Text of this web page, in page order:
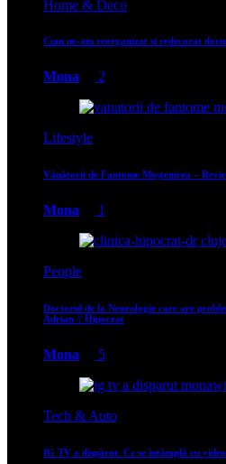
Home & Deco
Cum ne-am reorganizat si redecorat
Mona 2
Lifestyle
Vânătorii de Fantome Moștenirea –
Mona 1
People
Doctorul de la Neurologie care are
Adrian // Hipocrat
Mona 5
Tech & Auto
IG TV a dispărut. Ce se întâmplă cu